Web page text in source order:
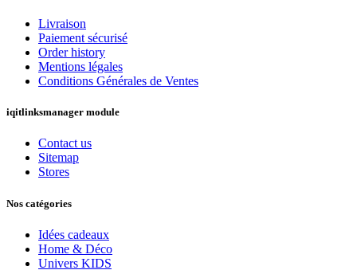
Livraison
Paiement sécurisé
Order history
Mentions légales
Conditions Générales de Ventes
iqitlinksmanager module
Contact us
Sitemap
Stores
Nos catégories
Idées cadeaux
Home & Déco
Univers KIDS